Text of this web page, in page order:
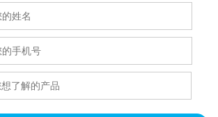
轻量化适配，不用复杂的系
统改造，3秒就能把混在一